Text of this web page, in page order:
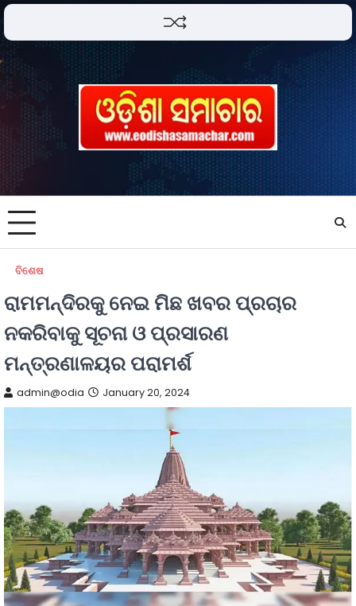
ବିଶେଷ
ରାମମନ୍ଦିରକୁ ନେଇ ମିଛ ଖବର ପ୍ରଚାର
ନକରିବାକୁ ସୂଚନା ଓ ପ୍ରସାରଣ
ମନ୍ତ୍ରଣାଳୟର ପରାମର୍ଶ
admin@odia January 20, 2024